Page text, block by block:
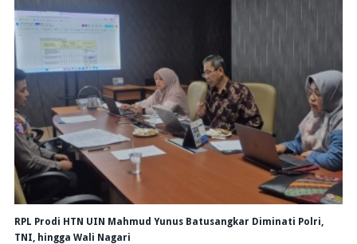
RPL Prodi HTN UIN Mahmud Yunus Batusangkar Diminati Polri,
TNI, hingga Wali Nagari